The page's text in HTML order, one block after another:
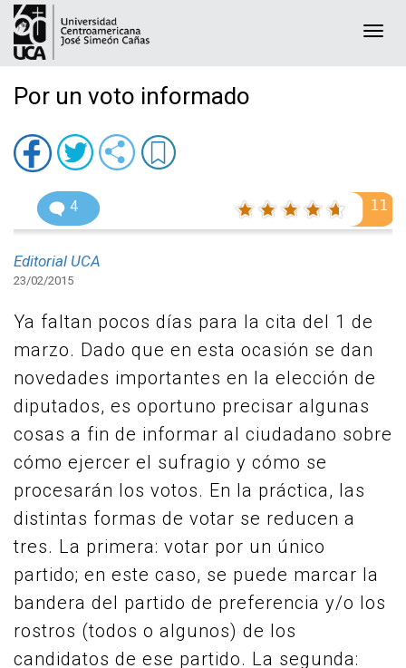
Por un voto informado
4 11
Editorial UCA
23/02/2015
Ya faltan pocos días para la cita del 1 de
marzo. Dado que en esta ocasión se dan
novedades importantes en la elección de
diputados, es oportuno precisar algunas
cosas a fin de informar al ciudadano sobre
cómo ejercer el sufragio y cómo se
procesarán los votos. En la práctica, las
distintas formas de votar se reducen a
tres. La primera: votar por un único
partido; en este caso, se puede marcar la
bandera del partido de preferencia y/o los
rostros (todos o algunos) de los
candidatos de ese partido. La segunda: